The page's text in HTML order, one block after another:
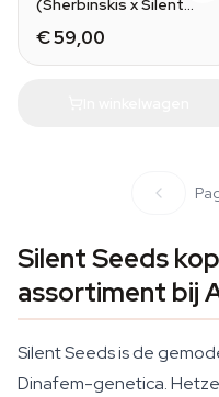
(Sherbinskis x Silent
€ 59,00
Silent Seeds
assortiment bij
Silent Seeds is de
Dinafem-genetica.